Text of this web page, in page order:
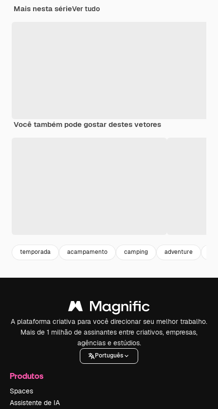
Mais nesta sérieVer tudo
Você também pode gostar destes vetores
temporada acampamento camping adventure
A plataforma criativa para você direcionar seu melhor trabalho.
Mais de 1 milhão de assinantes entre criativos, empresas,
agências e estúdios.
Português
Produtos
Spaces
Assistente de IA